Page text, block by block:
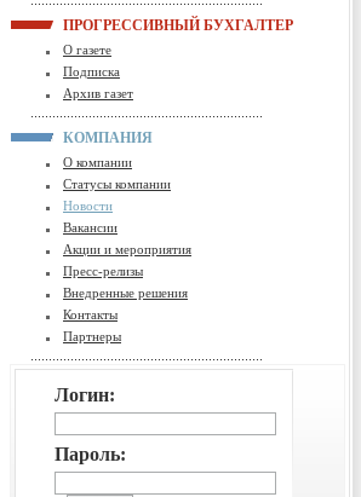
ПРОГРЕССИВНЫЙ БУХГАЛТЕР
О газете
Подписка
Архив газет
КОМПАНИЯ
О компании
Статусы компании
Новости
Вакансии
Акции и мероприятия
Пресс-релизы
Внедренные решения
Контакты
Партнеры
Логин:
Пароль: